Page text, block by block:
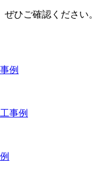
ひご確認ください。